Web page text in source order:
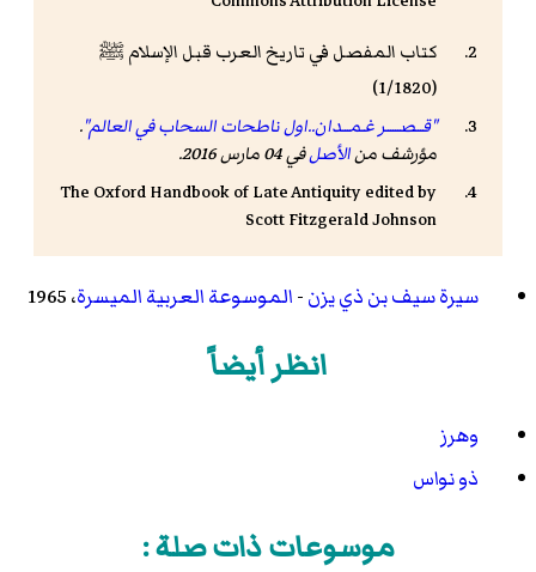
كتاب المفصل في تاريخ العرب قبل الإسلامﷺ
(1/1820)
"قـــصــــــر غـمـــدان..اول ناطحات السحاب في العالم".
مؤرشف منالأصلفي 04 مارس 2016.
The Oxford Handbook of Late Antiquity edited by
Scott Fitzgerald Johnson
سيرة سيف بن ذي يزن-الموسوعة العربية الميسرة، 1965
انظر أيضاً
وهرز
ذو نواس
موسوعات ذات صلة :